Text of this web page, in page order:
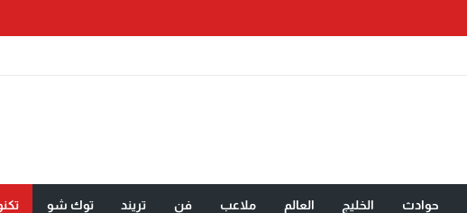
حوادث الخليج العالم ملاعب فن تريند توك شو